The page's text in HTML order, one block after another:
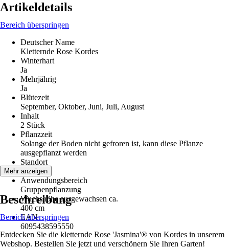
Artikeldetails
Bereich überspringen
Deutscher Name
Kletternde Rose Kordes
Winterhart
Ja
Mehrjährig
Ja
Blütezeit
September, Oktober, Juni, Juli, August
Inhalt
2 Stück
Pflanzzeit
Solange der Boden nicht gefroren ist, kann diese Pflanze
ausgepflanzt werden
Standort
Sonne
Anwendungsbereich
Gruppenpflanzung
Wuchshöhe ausgewachsen ca.
400 cm
EAN
6095438595550
Mehr anzeigen
Beschreibung
Bereich überspringen
Entdecken Sie die kletternde Rose 'Jasmina'® von Kordes in unserem
Webshop. Bestellen Sie jetzt und verschönern Sie Ihren Garten!